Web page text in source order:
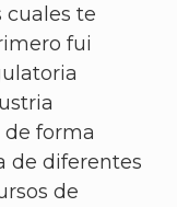
cuales te
fui
forma
de diferentes
de